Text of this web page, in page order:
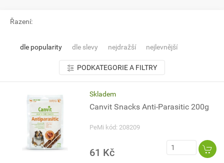
Řazení:
dle popularity dle slevy nejdražší nejlevnější
PODKATEGORIE A FILTRY
Skladem
Canvit Snacks Anti-Parasitic 200g
PeMi kód: 208209
61 Kč